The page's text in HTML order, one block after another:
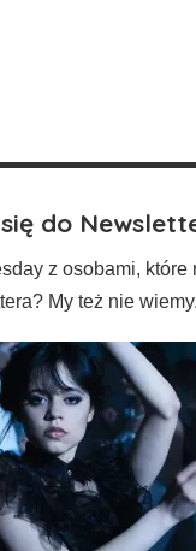
do
z osobami, które
My też nie